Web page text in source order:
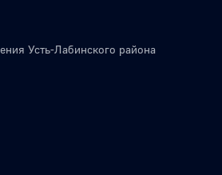
Усть-Лабинского района